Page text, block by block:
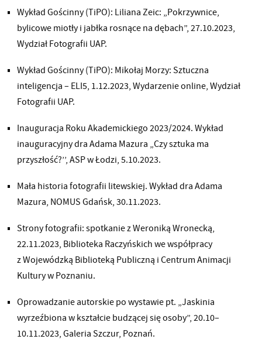
Wykład Gościnny (TiPO): Liliana Zeic: „Pokrzywnice,
bylicowe miotły i jabłka rosnące na dębach”, 27.10.2023,
Wydział Fotografii UAP.
Wykład Gościnny (TiPO): Mikołaj Morzy: Sztuczna
inteligencja – ELI5, 1.12.2023, Wydarzenie online, Wydział
Fotografii UAP.
Inauguracja Roku Akademickiego 2023/2024. Wykład
inauguracyjny dra Adama Mazura „Czy sztuka ma
przyszłość?’’, ASP w Łodzi, 5.10.2023.
Mała historia fotografii litewskiej. Wykład dra Adama
Mazura, NOMUS Gdańsk, 30.11.2023.
Strony fotografii: spotkanie z Weroniką Wronecką,
22.11.2023, Biblioteka Raczyńskich we współpracy
z Wojewódzką Biblioteką Publiczną i Centrum Animacji
Kultury w Poznaniu.
Oprowadzanie autorskie po wystawie pt. „Jaskinia
wyrzeźbiona w kształcie budzącej się osoby”, 20.10–
10.11.2023, Galeria Szczur, Poznań.